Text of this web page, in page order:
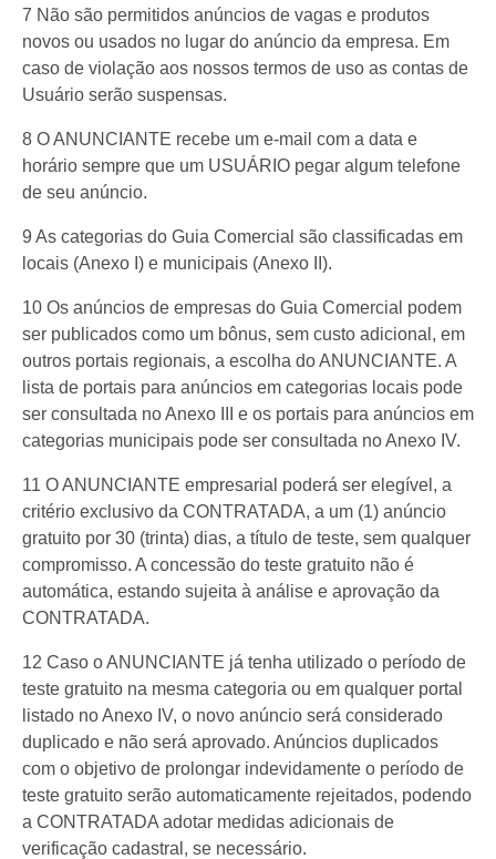
7 Não são permitidos anúncios de vagas e produtos
novos ou usados no lugar do anúncio da empresa. Em
caso de violação aos nossos termos de uso as contas de
Usuário serão suspensas.
8 O ANUNCIANTE recebe um e-mail com a data e
horário sempre que um USUÁRIO pegar algum telefone
de seu anúncio.
9 As categorias do Guia Comercial são classificadas em
locais (Anexo I) e municipais (Anexo II).
10 Os anúncios de empresas do Guia Comercial podem
ser publicados como um bônus, sem custo adicional, em
outros portais regionais, a escolha do ANUNCIANTE. A
lista de portais para anúncios em categorias locais pode
ser consultada no Anexo III e os portais para anúncios em
categorias municipais pode ser consultada no Anexo IV.
11 O ANUNCIANTE empresarial poderá ser elegível, a
critério exclusivo da CONTRATADA, a um (1) anúncio
gratuito por 30 (trinta) dias, a título de teste, sem qualquer
compromisso. A concessão do teste gratuito não é
automática, estando sujeita à análise e aprovação da
CONTRATADA.
12 Caso o ANUNCIANTE já tenha utilizado o período de
teste gratuito na mesma categoria ou em qualquer portal
listado no Anexo IV, o novo anúncio será considerado
duplicado e não será aprovado. Anúncios duplicados
com o objetivo de prolongar indevidamente o período de
teste gratuito serão automaticamente rejeitados, podendo
a CONTRATADA adotar medidas adicionais de
verificação cadastral, se necessário.